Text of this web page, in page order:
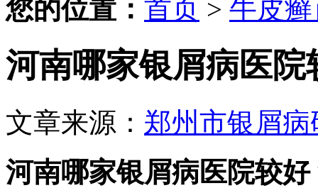
您的位置： 首页 > 牛皮
河南哪家银屑病医院
文章来源： 郑州市银屑病
河南哪家银屑病医院较好